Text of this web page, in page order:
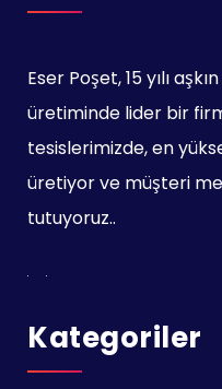
Eser Poşet, 15 yılı
üretiminde lider bir
tesislerimizde, en
üretiyor ve müşteri
tutuyoruz..
Kategoriler